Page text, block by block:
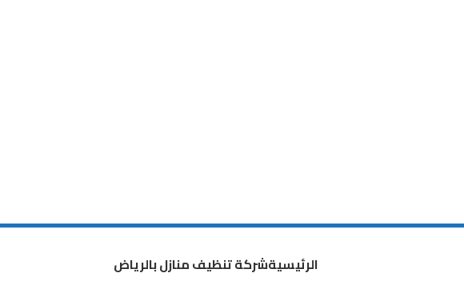
الرئيسيةشركة تنظيف منازل بالرياض